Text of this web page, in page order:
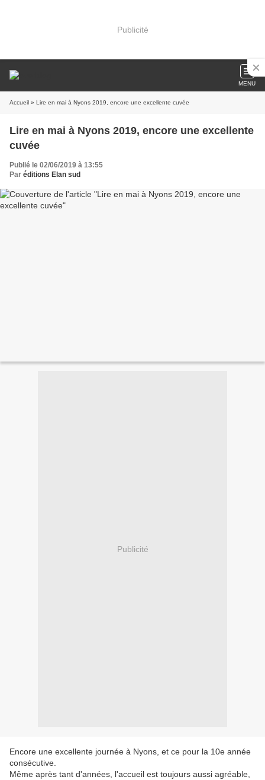
Publicité
MENU
Accueil » Lire en mai à Nyons 2019, encore une excellente cuvée
Lire en mai à Nyons 2019, encore une excellente
cuvée
Publié le 02/06/2019 à 13:55
Par éditions Elan sud
Publicité
Encore une excellente journée à Nyons, et ce pour la 10e année
consécutive.
Même après tant d'années, l'accueil est toujours aussi agréable,